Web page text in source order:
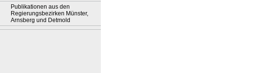
Publikationen aus den
Regierungsbezirken Münster,
Arnsberg und Detmold